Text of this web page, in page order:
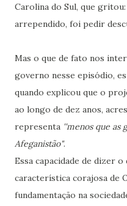
Carolina do Sul, que
arrependido, foi pedir
Mas o que de fato nos
governo nesse episódio,
quando explicou que o
ao longo de dez anos,
representa ''menos que as
Afeganistão".
Essa capacidade de dizer o
característica corajosa de
fundamentação na